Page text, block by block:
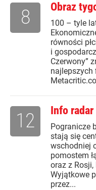
Obraz
100 – tyle
równości
i
Czerwony”
najlepszych
8
Info radar
Pogranicze
stają się
wschodniej
pomostem
oraz z Rosji,
Wyjątkowe
przez...
12